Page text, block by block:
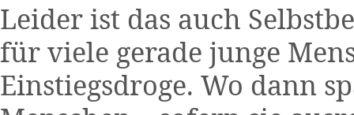
Leider ist das auch
für viele gerade junge
Einstiegsdroge. Wo dann